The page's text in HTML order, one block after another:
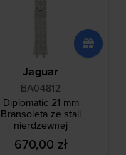
Jaguar
BA04812
Diplomatic 21 mm
Bransoleta ze stali
nierdzewnej
670,00 zł